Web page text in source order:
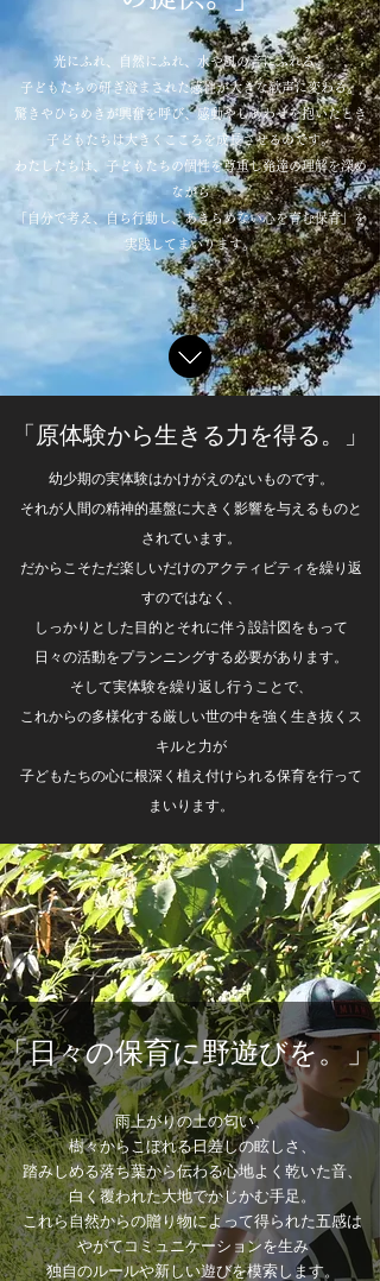
光にふれ、自然にふれ、水や風の音にふれる。
子どもたちの研ぎ澄まされた感性が大きな歓声に変わる。
驚きやひらめきが興奮を呼び、感動やしあわせを抱いたとき
子どもたちは大きくこころを成長させるのです。
わたしたちは、子どもたちの個性を尊重し発達の理解を深め
ながら
「自分で考え、自ら行動し、あきらめない心を育む保育」を
実践してまいります。
「原体験から生きる力を得る。」
幼少期の実体験はかけがえのないものです。
それが人間の精神的基盤に大きく影響を与えるものと
されています。
だからこそただ楽しいだけのアクティビティを繰り返
すのではなく、
しっかりとした目的とそれに伴う設計図をもって
日々の活動をプランニングする必要があります。
そして実体験を繰り返し行うことで、
これからの多様化する厳しい世の中を強く生き抜くス
キルと力が
子どもたちの心に根深く植え付けられる保育を行って
まいります。
「日々の保育に野遊びを。」
雨上がりの土の匂い、
樹々からこぼれる日差しの眩しさ、
踏みしめる落ち葉から伝わる心地よく乾いた音、
白く覆われた大地でかじかむ手足。
これら自然からの贈り物によって得られた五感は
やがてコミュニケーションを生み
独自のルールや新しい遊びを模索します。